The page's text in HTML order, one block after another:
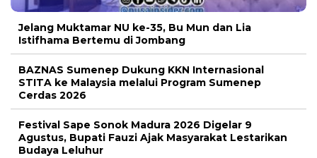
Jelang Muktamar NU ke-35, Bu Mun dan Lia
Istifhama Bertemu di Jombang
BAZNAS Sumenep Dukung KKN Internasional
STITA ke Malaysia melalui Program Sumenep
Cerdas 2026
Festival Sape Sonok Madura 2026 Digelar 9
Agustus, Bupati Fauzi Ajak Masyarakat Lestarikan
Budaya Leluhur